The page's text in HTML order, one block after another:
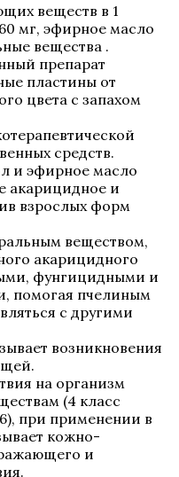
веществ в 1
мг, эфирное масло
вещества .
препарат
пластины от
цвета с запахом
средств.
и эфирное масло
акарицидное и
взрослых форм
веществом,
акарицидного
фунгицидными и
помогая пчелиным
с другими
возникновения
на организм
(4 класс
при применении в
кожно-
и